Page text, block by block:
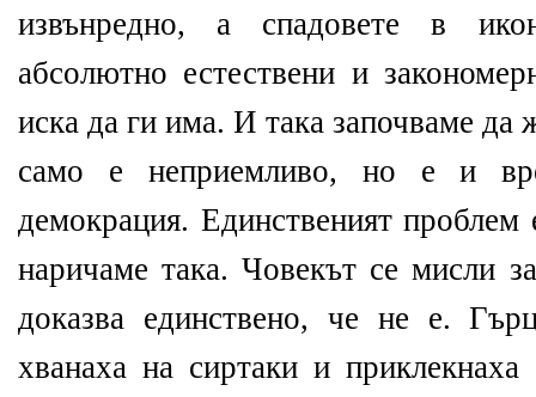
извънредно, а спадовете в
абсолютно естествени и
иска да ги има. И така започваме
само е неприемливо, но е и
демокрация. Единственият
наричаме така. Човекът се мисли
доказва единствено, че не е.
хванаха на сиртаки и